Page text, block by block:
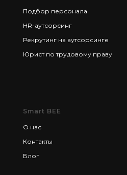
Подбор персонала
HR-аутсорсинг
Рекрутинг на аутсорсинге
Юрист по трудовому праву
Smart BEE
О нас
Контакты
Блог